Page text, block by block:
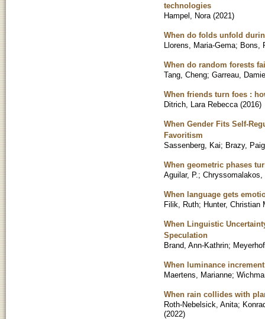
technologies
Hampel, Nora (2021)
When do folds unfold
Llorens, Maria-Gema; Bons,
When do random forests
Tang, Cheng; Garreau,
When friends turn foes :
Ditrich, Lara Rebecca (2016)
When Gender Fits Self-
Favoritism
Sassenberg, Kai; Brazy,
When geometric phases
Aguilar, P. ; Chryssomalakos,
When language gets
Filik, Ruth; Hunter, Christian
When Linguistic
Speculation
Brand, Ann-Kathrin;
When luminance
Maertens, Marianne;
When rain collides with
Roth-Nebelsick, Anita;
(2022)